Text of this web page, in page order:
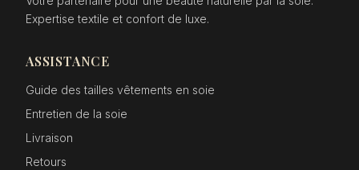
Expertise textile et confort de luxe.
ASSISTANCE
Guide des tailles vêtements en soie
Entretien de la soie
Livraison
Retours